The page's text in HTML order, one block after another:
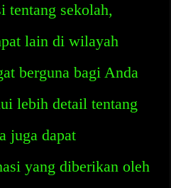
tentang sekolah,
lain di wilayah
berguna bagi Anda
lebih detail tentang
juga dapat
yang diberikan oleh